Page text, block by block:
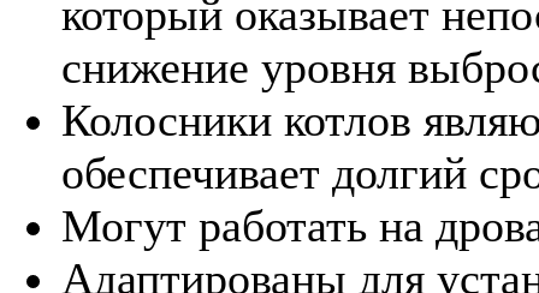
который оказывает
снижение уровня
Колосники котлов
обеспечивает долгий
Могут работать на
Адаптированы для